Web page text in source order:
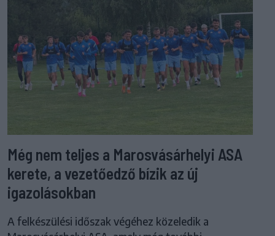
Még nem teljes a Marosvásárhelyi ASA
kerete, a vezetőedző bízik az új
igazolásokban
A felkészülési időszak végéhez közeledik a